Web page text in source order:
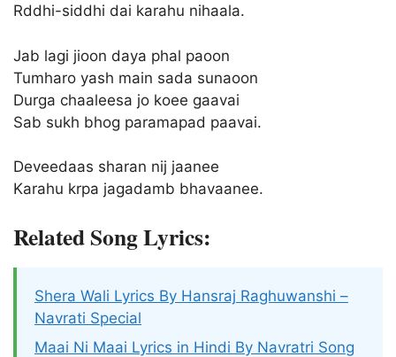
Rddhi-siddhi dai karahu nihaala.
Jab lagi jioon daya phal paoon
Tumharo yash main sada sunaoon
Durga chaaleesa jo koee gaavai
Sab sukh bhog paramapad paavai.
Deveedaas sharan nij jaanee
Karahu krpa jagadamb bhavaanee.
Related Song Lyrics:
Shera Wali Lyrics By Hansraj Raghuwanshi –
Navrati Special
Maai Ni Maai Lyrics in Hindi By Navratri Song